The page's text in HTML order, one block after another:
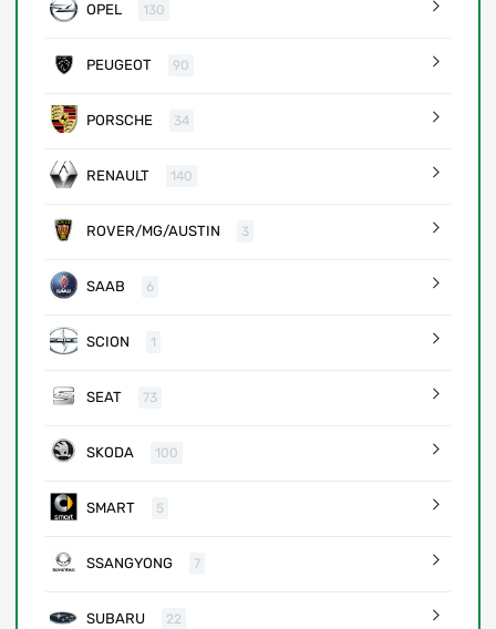
OPEL 130
PEUGEOT 90
PORSCHE 34
RENAULT 140
ROVER/MG/AUSTIN 3
SAAB 6
SCION 1
SEAT 73
SKODA 100
SMART 5
SSANGYONG 7
SUBARU 22